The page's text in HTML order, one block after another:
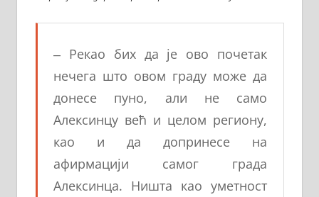
‒ Рекао бих да је ово почетак
нечега што овом граду може да
донесе пуно, али не само
Алексинцу већ и целом региону,
као и да допринесе на
афирмацији самог града
Алексинца. Ништа као уметност